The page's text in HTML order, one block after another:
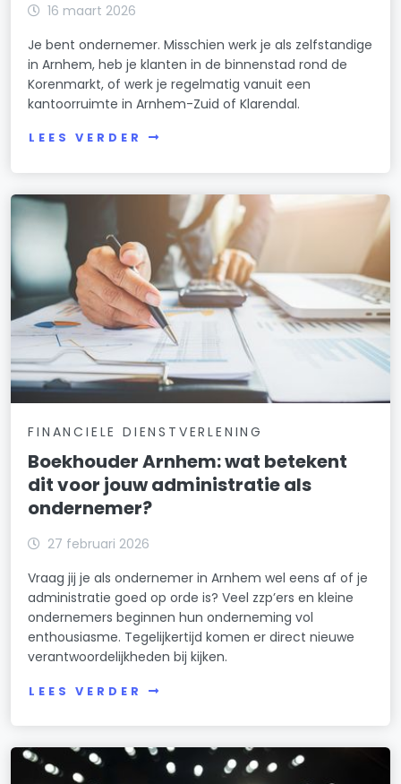
16 maart 2026
Je bent ondernemer. Misschien werk je als zelfstandige
in Arnhem, heb je klanten in de binnenstad rond de
Korenmarkt, of werk je regelmatig vanuit een
kantoorruimte in Arnhem-Zuid of Klarendal.
LEES VERDER
FINANCIELE DIENSTVERLENING
Boekhouder Arnhem: wat betekent
dit voor jouw administratie als
ondernemer?
27 februari 2026
Vraag jij je als ondernemer in Arnhem wel eens af of je
administratie goed op orde is? Veel zzp’ers en kleine
ondernemers beginnen hun onderneming vol
enthousiasme. Tegelijkertijd komen er direct nieuwe
verantwoordelijkheden bij kijken.
LEES VERDER